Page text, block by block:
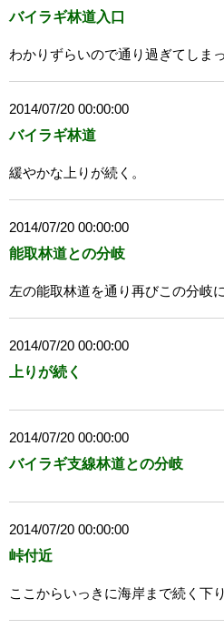
バイラギ林道入口
わかりずらいので通り過ぎてしまっ
2014/07/20 00:00:00
バイラギ林道
緩やかな上りが続く。
2014/07/20 00:00:00
能取林道との分岐
左の能取林道を通り再びこの分岐
2014/07/20 00:00:00
上りが続く
2014/07/20 00:00:00
バイラギ支線林道との分岐
2014/07/20 00:00:00
峠付近
ここからいっきに海岸まで続く下